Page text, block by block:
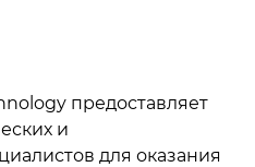
предоставляет
и
для оказания